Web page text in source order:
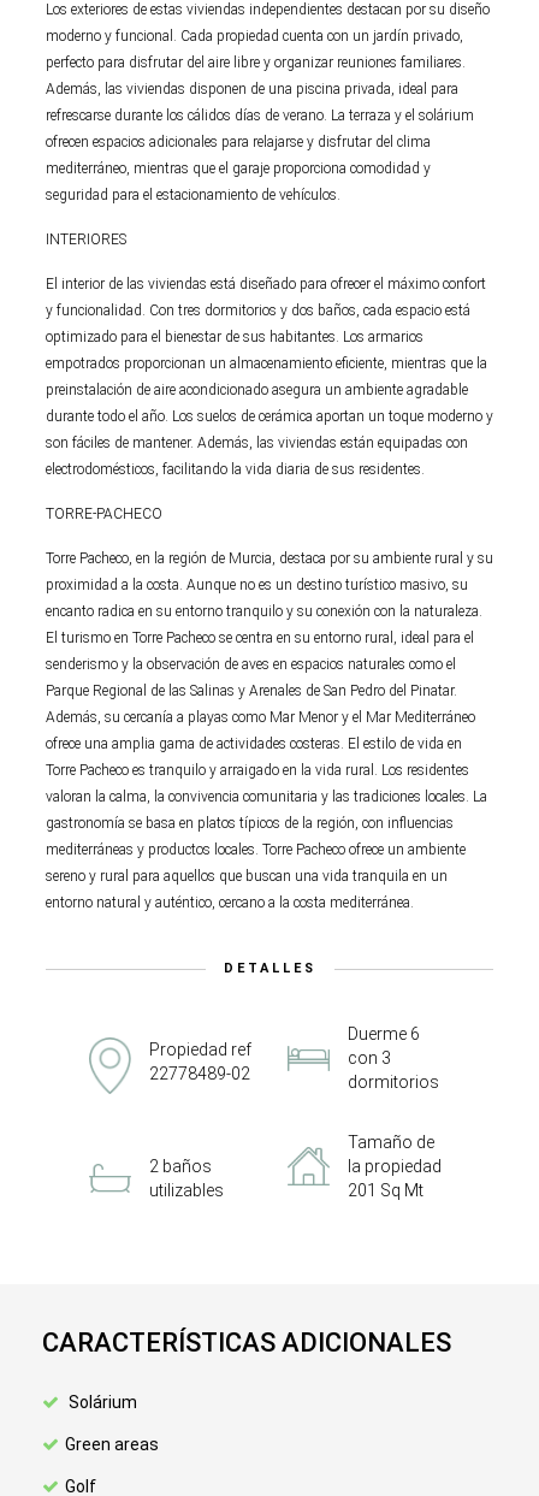
Los exteriores de estas viviendas independientes destacan por su diseño
moderno y funcional. Cada propiedad cuenta con un jardín privado,
perfecto para disfrutar del aire libre y organizar reuniones familiares.
Además, las viviendas disponen de una piscina privada, ideal para
refrescarse durante los cálidos días de verano. La terraza y el solárium
ofrecen espacios adicionales para relajarse y disfrutar del clima
mediterráneo, mientras que el garaje proporciona comodidad y
seguridad para el estacionamiento de vehículos.
INTERIORES
El interior de las viviendas está diseñado para ofrecer el máximo confort
y funcionalidad. Con tres dormitorios y dos baños, cada espacio está
optimizado para el bienestar de sus habitantes. Los armarios
empotrados proporcionan un almacenamiento eficiente, mientras que la
preinstalación de aire acondicionado asegura un ambiente agradable
durante todo el año. Los suelos de cerámica aportan un toque moderno y
son fáciles de mantener. Además, las viviendas están equipadas con
electrodomésticos, facilitando la vida diaria de sus residentes.
TORRE-PACHECO
Torre Pacheco, en la región de Murcia, destaca por su ambiente rural y su
proximidad a la costa. Aunque no es un destino turístico masivo, su
encanto radica en su entorno tranquilo y su conexión con la naturaleza.
El turismo en Torre Pacheco se centra en su entorno rural, ideal para el
senderismo y la observación de aves en espacios naturales como el
Parque Regional de las Salinas y Arenales de San Pedro del Pinatar.
Además, su cercanía a playas como Mar Menor y el Mar Mediterráneo
ofrece una amplia gama de actividades costeras. El estilo de vida en
Torre Pacheco es tranquilo y arraigado en la vida rural. Los residentes
valoran la calma, la convivencia comunitaria y las tradiciones locales. La
gastronomía se basa en platos típicos de la región, con influencias
mediterráneas y productos locales. Torre Pacheco ofrece un ambiente
sereno y rural para aquellos que buscan una vida tranquila en un
entorno natural y auténtico, cercano a la costa mediterránea.
DETALLES
Propiedad ref
22778489-02
Duerme 6
con 3
dormitorios
2 baños
utilizables
Tamaño de
la propiedad
201 Sq Mt
CARACTERÍSTICAS ADICIONALES
Solárium
Green areas
Golf